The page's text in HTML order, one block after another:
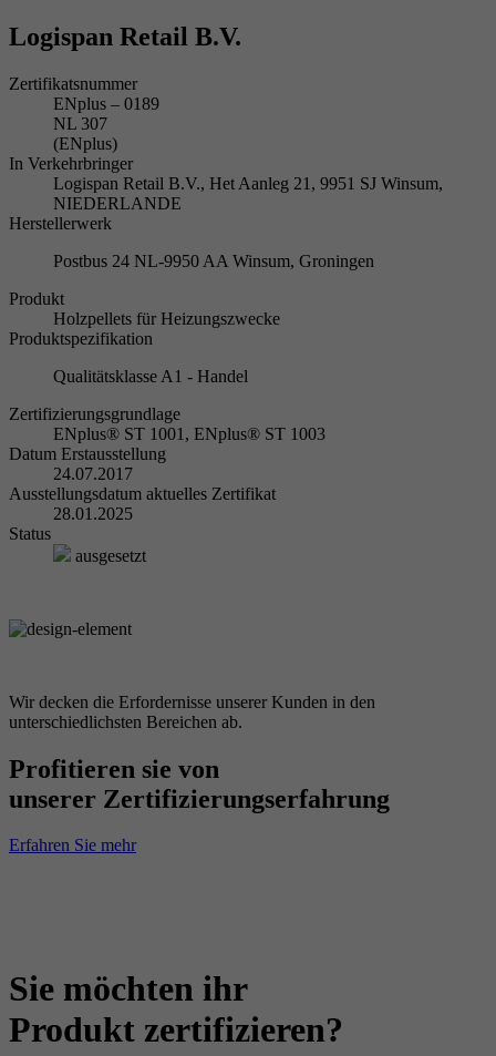
Logispan Retail B.V.
Zertifikatsnummer
ENplus – 0189
NL 307
(ENplus)
In Verkehrbringer
Logispan Retail B.V., Het Aanleg 21, 9951 SJ Winsum,
NIEDERLANDE
Herstellerwerk
Postbus 24 NL-9950 AA Winsum, Groningen
Produkt
Holzpellets für Heizungszwecke
Produktspezifikation
Qualitätsklasse A1 - Handel
Zertifizierungsgrundlage
ENplus® ST 1001, ENplus® ST 1003
Datum Erstausstellung
24.07.2017
Ausstellungsdatum aktuelles Zertifikat
28.01.2025
Status
ausgesetzt
Wir decken die Erfordernisse unserer Kunden in den
unterschiedlichsten Bereichen ab.
Profitieren sie von
unserer Zertifizierungserfahrung
Erfahren Sie mehr
Sie möchten ihr
Produkt zertifizieren?